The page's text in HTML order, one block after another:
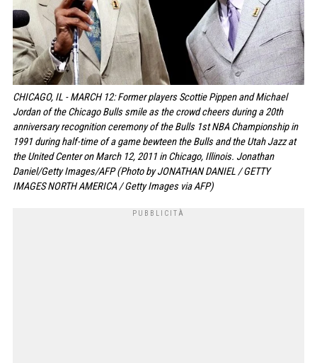
CHICAGO, IL - MARCH 12: Former players Scottie Pippen and Michael
Jordan of the Chicago Bulls smile as the crowd cheers during a 20th
anniversary recognition ceremony of the Bulls 1st NBA Championship in
1991 during half-time of a game bewteen the Bulls and the Utah Jazz at
the United Center on March 12, 2011 in Chicago, Illinois. Jonathan
Daniel/Getty Images/AFP (Photo by JONATHAN DANIEL / GETTY
IMAGES NORTH AMERICA / Getty Images via AFP)